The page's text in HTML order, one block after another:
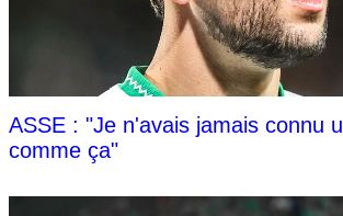
ASSE : "Je n'avais jamais connu
comme ça"